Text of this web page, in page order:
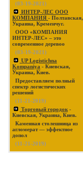
(03-19-2021)
ИНТЕР-ЛЕС ООО
КОМПАНИЯ - Полтавская,
Украина, Кременчуг.
ООО «КОМПАНИЯ
ИНТЕР-ЛЕС» – это
современное деревоо
(03-19-2021)
UP Logistichna
Kompaniya - Киевская,
Украина, Киев.
Предоставляем полный
спектр логистических
решений
(11-21-2019)
Торговый городок -
Киевская, Украина, Киев.
Каменная столешница из
агломерат — эффектное
допол
(11-21-2019)